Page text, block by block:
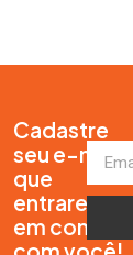
Cadastre
seu e-mail
que
entraremos
em contato